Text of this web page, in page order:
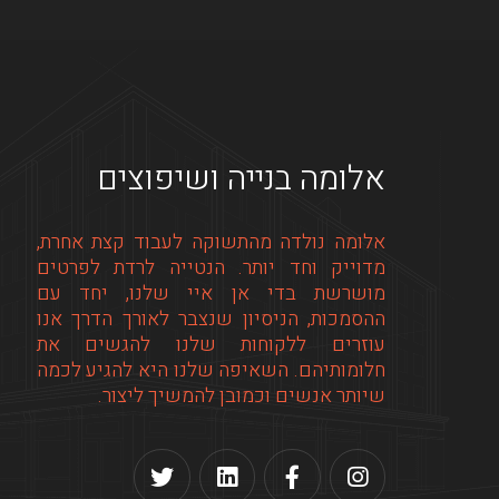
אלומה בנייה ושיפוצים
אלומה נולדה מהתשוקה לעבוד קצת אחרת,
מדוייק וחד יותר. הנטייה לרדת לפרטים
מושרשת בדי אן איי שלנו, יחד עם
ההסמכות, הניסיון שנצבר לאורך הדרך אנו
עוזרים ללקוחות שלנו להגשים את
חלומותיהם. השאיפה שלנו היא להגיע לכמה
שיותר אנשים וכמובן להמשיך ליצור.